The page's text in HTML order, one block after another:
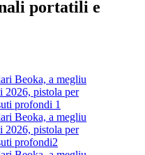
portatili e